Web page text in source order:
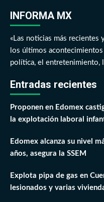
INFORMA MX
«Las noticias más recientes
los últimos
política, el entretenimiento,
Entradas recientes
Proponen en Edomex
la explotación laboral
Edomex alcanza su nivel
años, asegura la SSEM
Explota pipa de gas en
lesionados y varias